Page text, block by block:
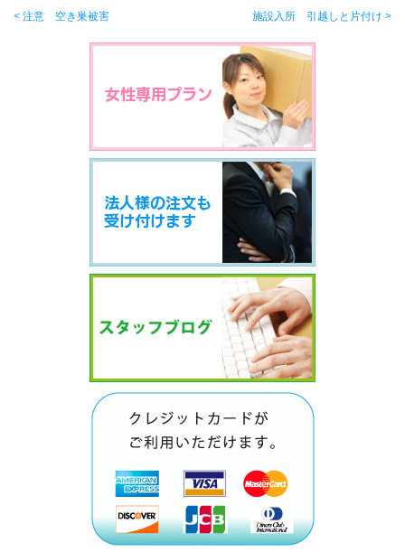
< 注意 空き巣被害 施設入所 引越しと片付け >